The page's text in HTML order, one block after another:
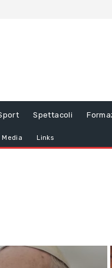
Spettacoli
Media Links